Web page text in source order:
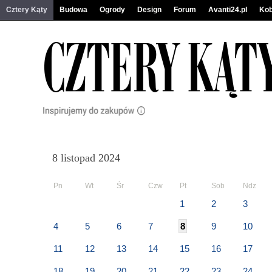
Cztery Kąty Budowa Ogrody Design Forum Avanti24.pl
8 listopad 2024
Pn Wt Śr Czw Pt Sob Ndz
1 2 3
4 5 6 7 8 9 10
11 12 13 14 15 16 17